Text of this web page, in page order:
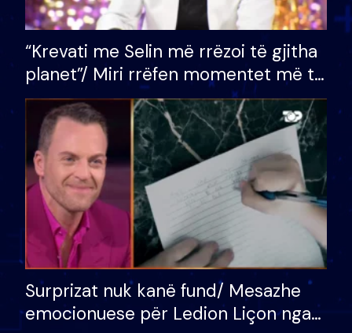
“Krevati me Selin më rrëzoi të gjitha
planet”/ Miri rrëfen momentet më të
bukura në shtëpinë e BB VIP: Do më
mungojë zilja e mëngjesit kur…
Surprizat nuk kanë fund/ Mesazhe
emocionuese për Ledion Liçon nga